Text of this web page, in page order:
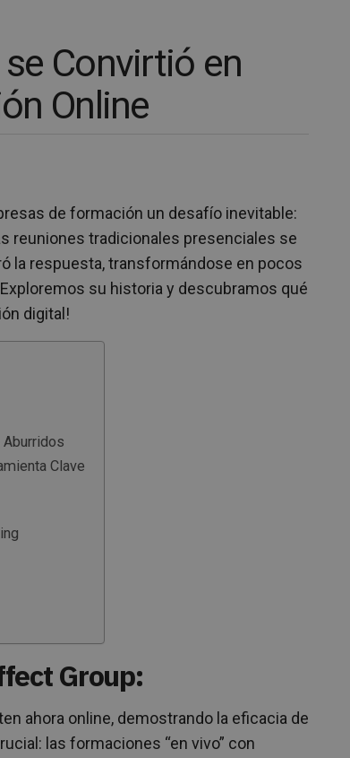
Convirtió en
Online
de formación un desafío inevitable:
reuniones tradicionales presenciales se
la respuesta, transformándose en pocos
su historia y descubramos qué
digital!
Aburridos
Clave
Group:
ahora online, demostrando la eficacia de
las formaciones “en vivo” con